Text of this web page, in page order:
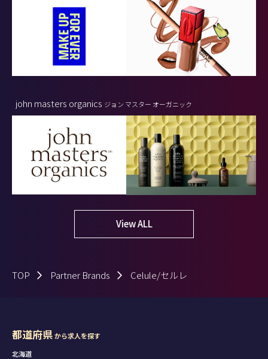
john masters organics ジョン マスター オーガニック
View ALL
TOP Partner Brands Celule/セルレ
都道府県から求人を探す
北海道